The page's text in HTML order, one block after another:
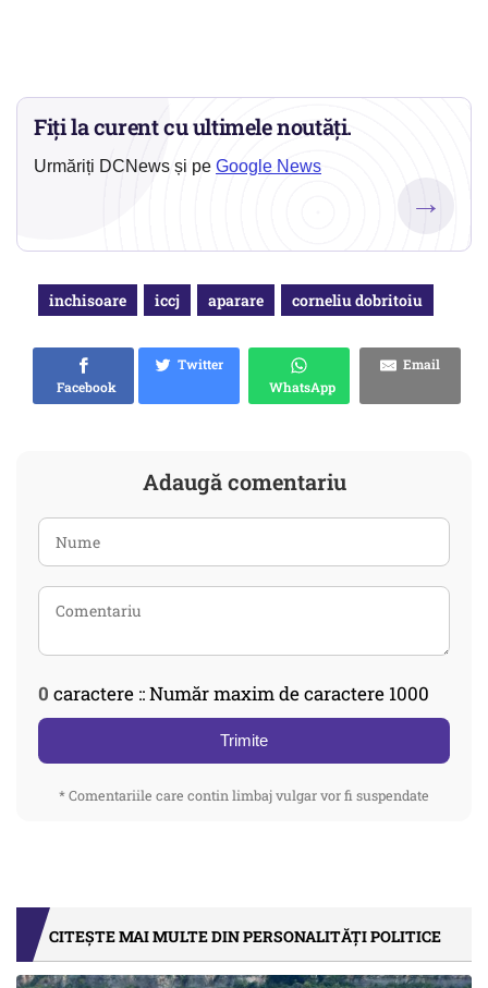
Fiți la curent cu ultimele noutăți.
Urmăriți DCNews și pe Google News
→
inchisoare iccj aparare corneliu dobritoiu
Facebook
Twitter
WhatsApp
Email
Adaugă comentariu
0 caractere :: Număr maxim de caractere 1000
Trimite
* Comentariile care contin limbaj vulgar vor fi suspendate
CITEȘTE MAI MULTE DIN PERSONALITĂȚI POLITICE